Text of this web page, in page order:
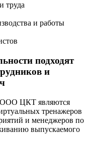
труда
и работы
подходят
и
ООО ЦКТ являются
тренажеров
и менеджеров по
выпускаемого